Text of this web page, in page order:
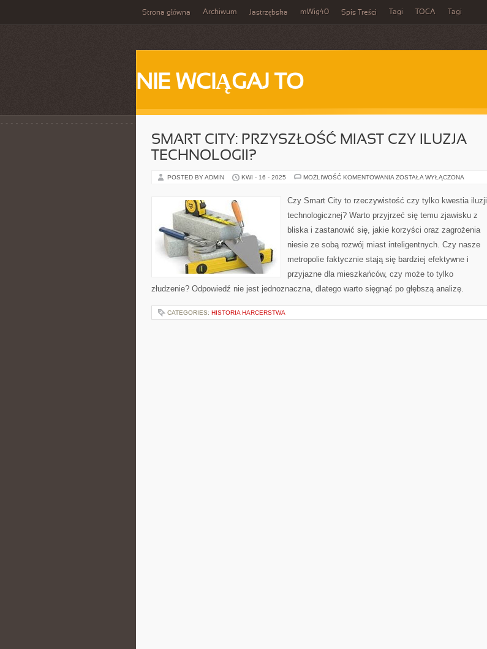
Strona główna Archiwum Jastrzębska mWig40 Spis Treści Tagi TOCA Tagi
NIE WCIĄGAJ TO
SMART CITY: PRZYSZŁOŚĆ MIAST CZY ILUZJA
TECHNOLOGII?
POSTED BY ADMIN KWI - 16 - 2025 MOŻLIWOŚĆ KOMENTOWANIA SMART
MIAST
CZY
TECHNOLOGII?
ZOSTAŁA WYŁĄCZONA
Czy Smart City to rzeczywistość czy tylko kwestia iluzji
technologicznej? Warto przyjrzeć się temu zjawisku z
bliska i zastanowić się, jakie korzyści oraz zagrożenia
niesie ze sobą rozwój miast inteligentnych. Czy nasze
metropolie faktycznie stają się bardziej efektywne i
przyjazne dla mieszkańców, czy może to tylko
złudzenie? Odpowiedź nie jest jednoznaczna, dlatego warto sięgnąć po głębszą analizę.
CATEGORIES: HISTORIA HARCERSTWA